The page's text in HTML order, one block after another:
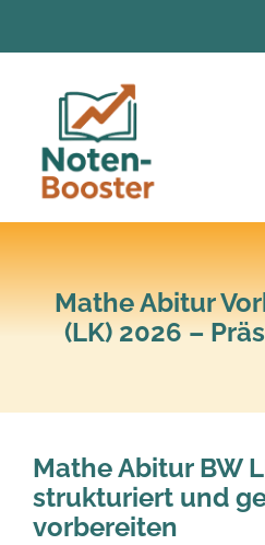
Angebote
Anmeldung und Ablauf
Lerntipps
Mathe Abitur
(LK) 2026 –
Mathe Abitur BW
strukturiert und
vorbereiten